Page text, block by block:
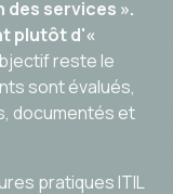
des services ».
plutôt d'«
reste le
sont évalués,
documentés et
pratiques ITIL